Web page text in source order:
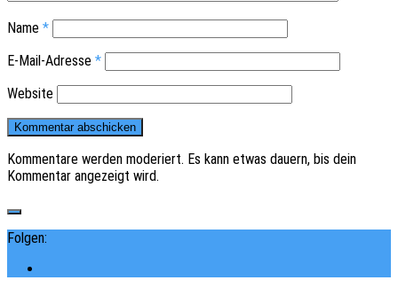
Name *
E-Mail-Adresse *
Website
Kommentare werden moderiert. Es kann etwas dauern, bis dein
Kommentar angezeigt wird.
Folgen: